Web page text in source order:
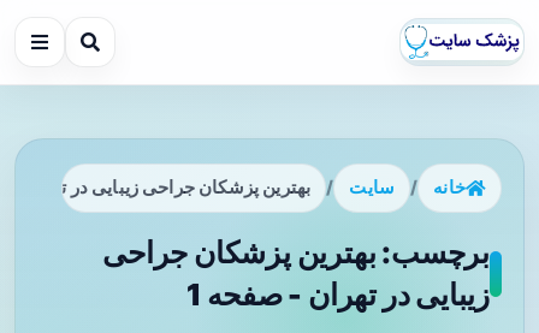
خانه / سایت / بهترین پزشکان جراحی زیبایی در تهران
برچسب: بهترین پزشکان جراحی
زیبایی در تهران - صفحه 1